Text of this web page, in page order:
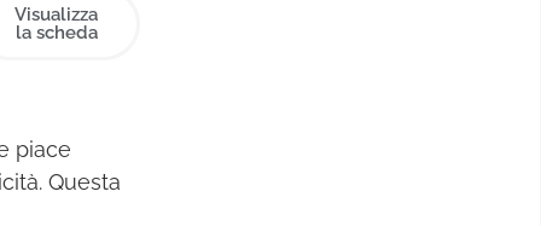
Visualizza
la scheda
piace
Questa